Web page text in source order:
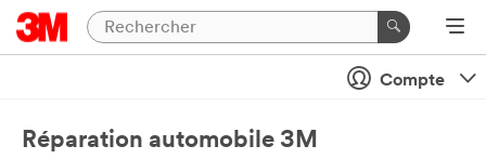
Compte
Réparation automobile 3M